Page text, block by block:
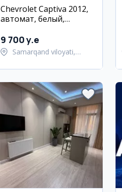
Chevrolet Captiva 2012,
автомат, белый,
9 700 y.e
Samarqand viloyati,